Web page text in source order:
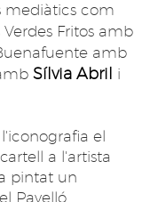
mediàtics com
Fritos amb
amb
Sílvia Abril i
el
a l'artista
pintat un
Pavelló